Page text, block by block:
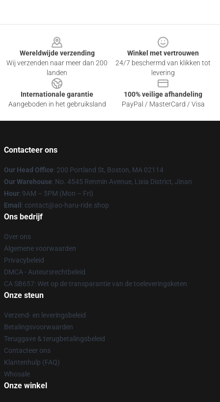
Wereldwijde verzending
Wij verzenden naar meer dan 200
landen
Winkel met vertrouwen
24/7 beschermd van klikken tot
levering
Internationale garantie
Aangeboden in het gebruiksland
100% veilige afhandeling
PayPal / MasterCard / Visa
Contacteer ons
Our Head Office: 200 Portland St, Boston, MA 02114
Our Warehouse: No. 4545 Renmin Avenue, Lixia District, Jinan
Hour: 9AM – 5PM (Mon – Fri)
Email : contact@ao-haru-ride.shop
Ons bedrijf
Over ons
Algemene voorwaarden
Privacybeleid
DMCA - Auteursrechtbeleid
CA SB657: Wet op de transparantie van de toeleveringsketen
Onze steun
Verzend- en leveringsbeleid
Betalingsvoorwaarden
Teruggave & terugbetalingsbeleid
Contacteer ons
Klantenhulp (FAQ)
Whosale
Onze winkel